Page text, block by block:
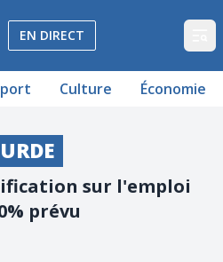
Vaud et Fribourg
EN DIRECT
Culture Économie
sur l'emploi
prévu